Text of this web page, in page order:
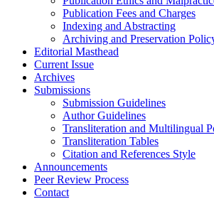
Publication Fees and Charges
Indexing and Abstracting
Archiving and Preservation
Editorial Masthead
Current Issue
Archives
Submissions
Submission Guidelines
Author Guidelines
Transliteration and Multilingual
Transliteration Tables
Citation and References Style
Announcements
Peer Review Process
Contact